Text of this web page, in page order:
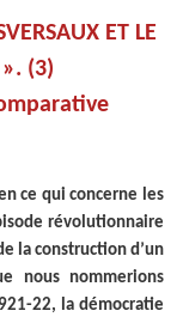
ET LE
(3)
ce qui concerne les
révolutionnaire
la construction d’un
nous nommerions
22, la démocratie